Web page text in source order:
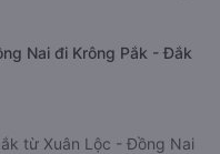
Nai đi Krông Pắk - Đắk
từ Xuân Lộc - Đồng Nai